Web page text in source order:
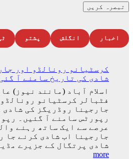
اخبار انگلش پشتو
کرسٹیانو رونالڈو اور
شادی کی تاریخ سامنے آ گئی
اسلام آباد (مانند نیوز)
فٹبالر کرسٹیانو
جارجینا روڈریگز کی شادی
رپورٹس سامنے آ گئیں۔
عرصے سے ایک ساتھ رہنے
جارجینا اب شادی کرنے جا
شادی پرتگال کے جزیرے
more
: